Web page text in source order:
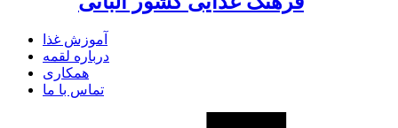
آموزش غذا
درباره لقمه
همکاری
تماس با ما